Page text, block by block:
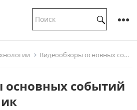
Видеообзоры основных событий — понедельник
основных событий